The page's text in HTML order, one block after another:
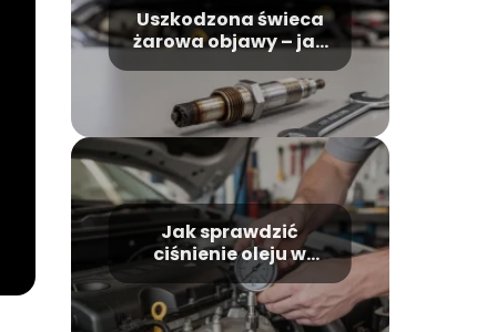
Uszkodzona świeca
żarowa objawy – jak
Jak sprawdzić
ciśnienie oleju w
silniku?